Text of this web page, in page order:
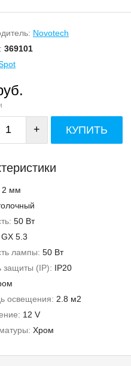
Novotech
369101
+ КУПИТЬ
2 мм
50 Вт
GX 5.3
лампы: 50 Вт
защиты (IP): IP20
освещения: 2.8 м2
12 V
Хром